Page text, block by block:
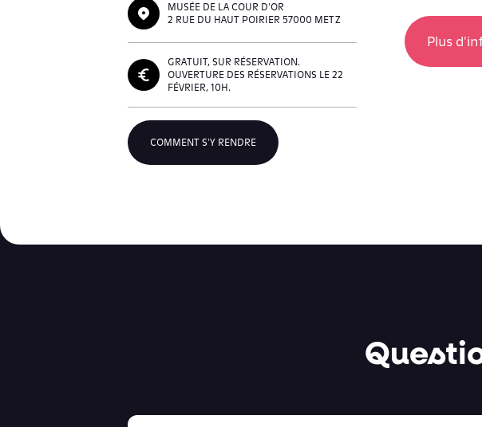
MUSÉE DE LA COUR D'OR
2 RUE DU HAUT POIRIER 57000 METZ
GRATUIT, SUR RÉSERVATION.
OUVERTURE DES RÉSERVATIONS LE 22
FÉVRIER, 10H.
COMMENT S'Y RENDRE
Plus